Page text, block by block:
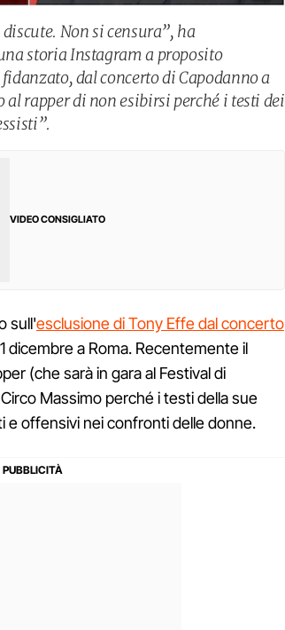
Non si censura”, ha
storia Instagram a proposito
dal concerto di Capodanno a
rapper di non esibirsi perché i testi dei
VIDEO CONSIGLIATO
sull'esclusione di Tony Effe dal concerto
dicembre a Roma. Recentemente il
(che sarà in gara al Festival di
Massimo perché i testi della sue
e offensivi nei confronti delle donne.